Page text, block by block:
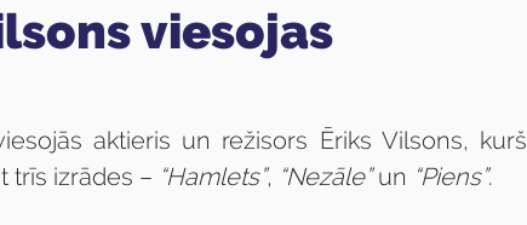
viesojas
aktieris un režisors Ēriks Vilsons, kurš
trīs izrādes – “Hamlets”, “Nezāle” un “Piens”.